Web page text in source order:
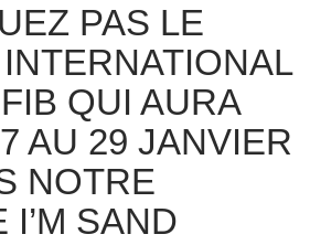
PAS LE
QUI AURA
AU 29 JANVIER
NOTRE
I’M SAND